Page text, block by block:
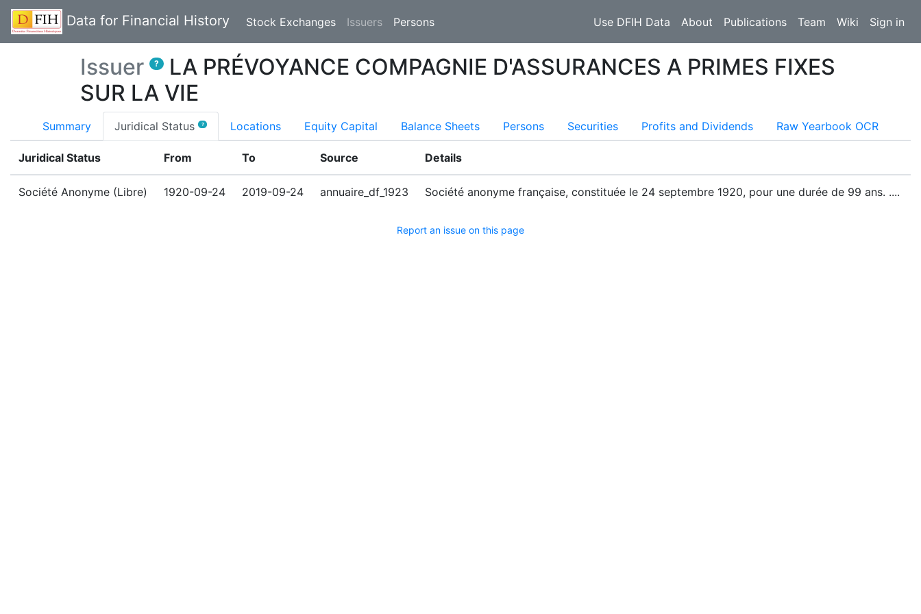
Data for Financial History Stock Exchanges Issuers(current)
Persons Use DFIH Data About Publications Team Wiki Sign in
Issuer ?
LA PRÉVOYANCE COMPAGNIE D'ASSURANCES A PRIMES FIXES
SUR LA VIE
Summary Juridical Status ? (current)Locations Equity Capital Balance Sheets Persons Securities Profits and Dividends Raw Yearbook OCR
Juridical Status From To Source Details
Société Anonyme (Libre) 1920-09-24 2019-09-24 annuaire_df_1923 Société anonyme française, constituée le 24 septembre 1920, pour une durée de 99 ans. ....
Report an issue on this page